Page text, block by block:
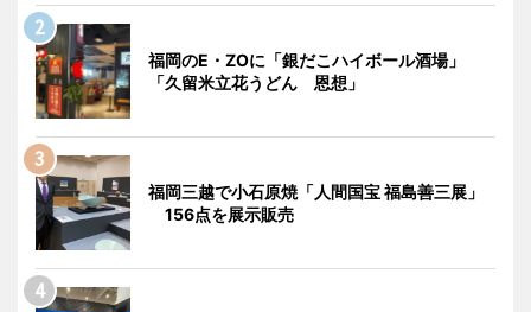
福岡のE・ZOに「銀だこハイボール酒場」
「久留米立花うどん 恩想」
福岡三越で小石原焼「人間国宝 福島善三展」
156点を展示販売